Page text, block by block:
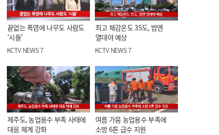
끝없는 폭염에 나무도 사람도
'시들'
KCTV NEWS 7
최고 체감온도 35도, 밤엔
열대야 예상
KCTV NEWS 7
제주도, 농업용수 부족 사태에
대응 체계 강화
여름 가뭄 농업용수 부족에
소방 6톤 급수 지원